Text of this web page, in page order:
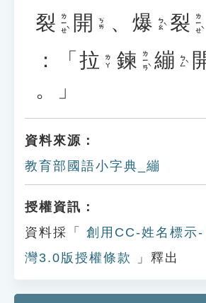
裂 ㄌㄧㄝˋ 開 ㄎㄞ 、 爆 ㄅㄠˋ 裂 ㄌㄧㄝˋ
：「 拉 ㄌㄚ 鍊 ㄌㄧㄢˋ 繃 ㄅㄥˋ
。」
資料來源：
教育部國語小字典_繃
授權資訊：
資料採「
創用CC-姓名標示
灣3.0版授權條款
」釋出